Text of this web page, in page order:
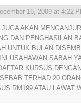
16, 2009 at 4:22
JUGA AKAN
DAN PENGHASILAN
UNTUK BULAN
SABAH
KURSUS
TERHAD 20
RM199 ATAU LAWAT